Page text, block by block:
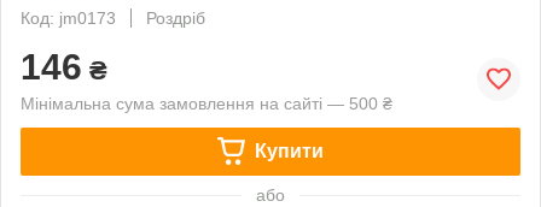
Код: jm0173
Роздріб
146 ₴
Мінімальна сума замовлення на сайті — 500 ₴
Купити
або